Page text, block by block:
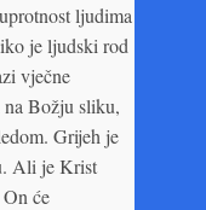
ljudima
je ljudski rod
vječne
Božju sliku,
Grijeh je
Ali je Krist
će